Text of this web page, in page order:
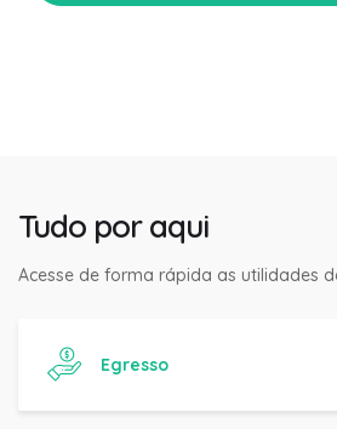
Tudo por aqui
Acesse de forma rápida as utilidades
Egresso